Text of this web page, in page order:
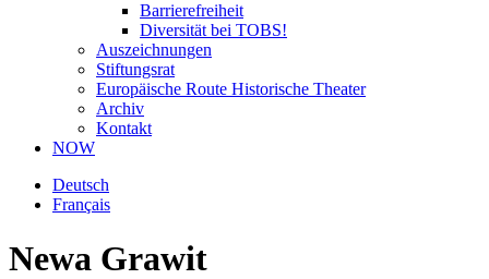
Barrierefreiheit
Diversität bei TOBS!
Auszeichnungen
Stiftungsrat
Europäische Route Historische Theater
Archiv
Kontakt
NOW
Deutsch
Français
Newa Grawit